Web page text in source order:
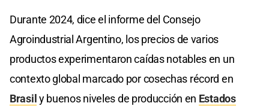
Durante 2024, dice el informe del Consejo
Agroindustrial Argentino, los precios de varios
productos experimentaron caídas notables en un
contexto global marcado por cosechas récord en
Brasil y buenos niveles de producción en Estados